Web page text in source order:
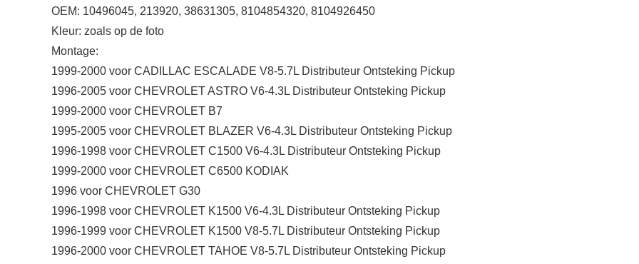
OEM: 10496045, 213920, 38631305, 8104854320, 8104926450
Kleur: zoals op de foto
Montage:
1999-2000 voor CADILLAC ESCALADE V8-5.7L Distributeur Ontsteking Pickup
1996-2005 voor CHEVROLET ASTRO V6-4.3L Distributeur Ontsteking Pickup
1999-2000 voor CHEVROLET B7
1995-2005 voor CHEVROLET BLAZER V6-4.3L Distributeur Ontsteking Pickup
1996-1998 voor CHEVROLET C1500 V6-4.3L Distributeur Ontsteking Pickup
1999-2000 voor CHEVROLET C6500 KODIAK
1996 voor CHEVROLET G30
1996-1998 voor CHEVROLET K1500 V6-4.3L Distributeur Ontsteking Pickup
1996-1999 voor CHEVROLET K1500 V8-5.7L Distributeur Ontsteking Pickup
1996-2000 voor CHEVROLET TAHOE V8-5.7L Distributeur Ontsteking Pickup